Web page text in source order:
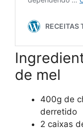
de mel
400g de
derretido
2 caixas